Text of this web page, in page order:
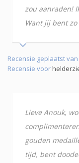
zou aanraden!
Want jij bent
Recensie geplaatst van
Recensie voor
Lieve Anouk,
gouden
tijd, bent